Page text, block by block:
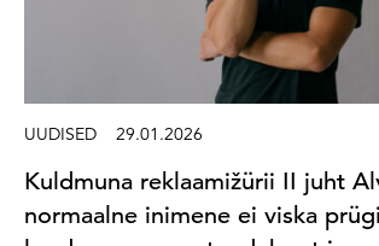
UUDISED 29.01.2026
Kuldmuna reklaamižürii II juht
normaalne inimene ei viska prügi